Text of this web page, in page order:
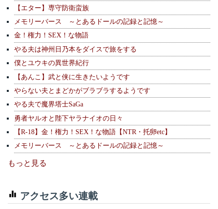
【エター】専守防衛蛮族
メモリーバース ～とあるドールの記録と記憶～
金！権力！SEX！な物語
やる夫は神州日乃本をダイスで旅をする
僕とユウキの異世界紀行
【あんこ】武と侠に生きたいようです
やらない夫とまどかがブラブラするようです
やる夫で魔界塔士SaGa
勇者ヤルオと陛下ヤラナイオの日々
【R-18】金！権力！SEX！な物語【NTR・托卵etc】
メモリーバース ～とあるドールの記録と記憶～
もっと見る
アクセス多い連載